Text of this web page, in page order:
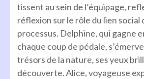
tissent au sein de l’équipage,
réflexion sur le rôle du lien social
processus. Delphine, qui gagne
chaque coup de pédale,
trésors de la nature, ses yeux
découverte. Alice, voyageuse